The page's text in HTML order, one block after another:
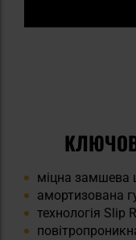
міцна замшева
амортизована
технологія Slip